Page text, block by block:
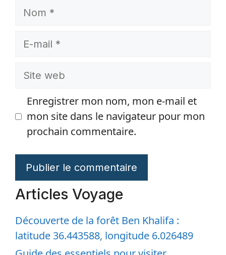
Nom
E-
Site
Enregistrer mon nom, mon e-mail et
mon site dans le navigateur pour mon
prochain commentaire.
Articles Voyage
Découverte de la forêt Ben Khalifa :
latitude 36.443588, longitude 6.026489